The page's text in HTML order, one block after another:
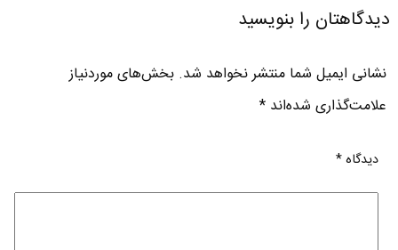
دیدگاهتان را بنویسید
نشانی ایمیل شما منتشر نخواهد شد. بخش‌های موردنیاز
علامت‌گذاری شده‌اند*
دیدگاه*